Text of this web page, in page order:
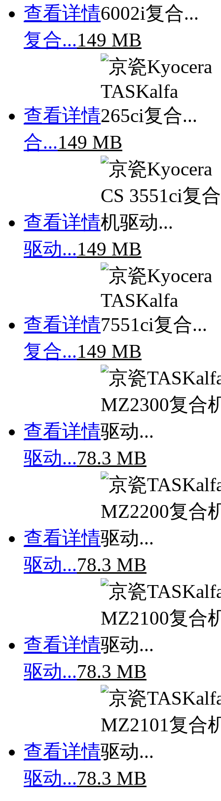
查看详情
复合...149 MB
查看详情
合...149 MB
查看详情
驱动...149 MB
查看详情
复合...149 MB
查看详情
驱动...78.3 MB
查看详情
驱动...78.3 MB
查看详情
驱动...78.3 MB
查看详情
驱动...78.3 MB